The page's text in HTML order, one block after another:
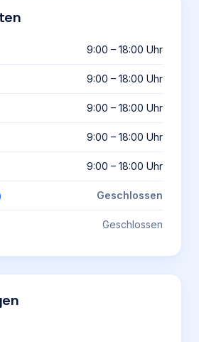
9:00 – 18:00 Uhr
9:00 – 18:00 Uhr
9:00 – 18:00 Uhr
9:00 – 18:00 Uhr
9:00 – 18:00 Uhr
Geschlossen
Geschlossen